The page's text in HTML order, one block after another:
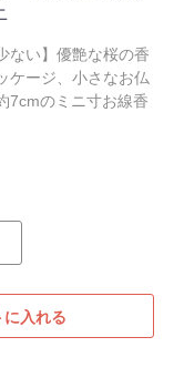
ない】優艶な桜の香
ケージ、小さなお仏
7cmのミニ寸お線香
に入れる